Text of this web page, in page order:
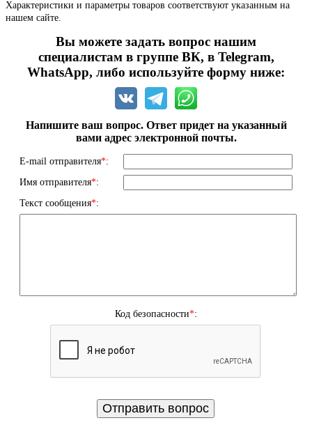
Характеристики и параметры товаров соответствуют указанным на
нашем сайте.
Вы можете задать вопрос нашим
специалистам в группе ВК, в Telegram,
WhatsApp, либо используйте форму ниже:
Напишите ваш вопрос. Ответ придет на указанный
вами адрес электронной почты.
E-mail отправителя*:
Имя отправителя*:
Текст сообщения*:
Код безопасности*: